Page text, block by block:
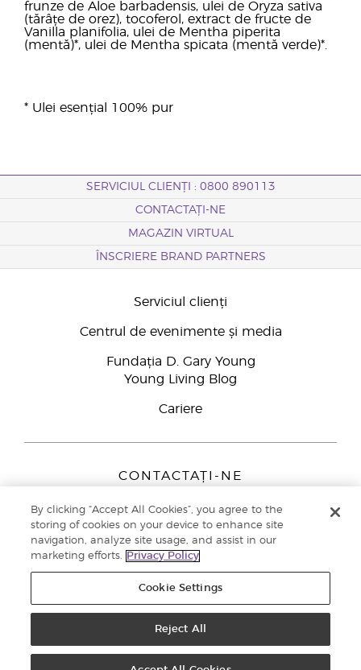
frunze de Aloe barbadensis, ulei de Oryza sativa
(tărâțe de orez), tocoferol, extract de fructe de
Vanilla planifolia, ulei de Mentha piperita
(mentă)*, ulei de Mentha spicata (mentă verde)*.
* Ulei esențial 100% pur
SERVICIUL CLIENȚI : 0800 890113
CONTACTAȚI-NE
MAGAZIN VIRTUAL
ÎNSCRIERE BRAND PARTNERS
Serviciul clienți
Centrul de evenimente și media
Fundația D. Gary Young
Young Living Blog
Cariere
CONTACTAȚI-NE
Peizerweg 97
9727 AJ Groningen
Netherlands
Înscriere Brand Partners0800 890113
Politica de confidențialitate
By clicking “Accept All Cookies”, you agree to the
storing of cookies on your device to enhance site
navigation, analyze site usage, and assist in our
marketing efforts.
Privacy Policy
Cookie Settings
Reject All